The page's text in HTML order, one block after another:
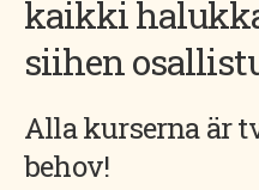
kaikki
siihen
Alla kurserna är
behov!